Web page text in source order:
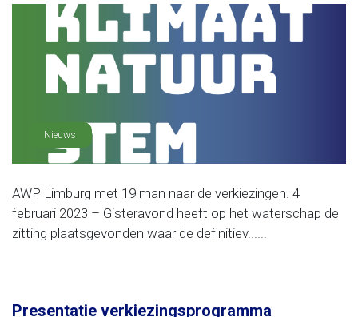
Nieuws
AWP Limburg met 19 man naar de verkiezingen. 4
februari 2023 – Gisteravond heeft op het waterschap de
zitting plaatsgevonden waar de definitiev......
Presentatie verkiezingsprogramma